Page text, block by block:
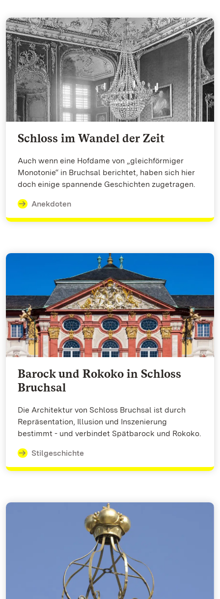
Schloss im Wandel der Zeit
Auch wenn eine Hofdame von „gleichförmiger
Monotonie“ in Bruchsal berichtet, haben sich hier
doch einige spannende Geschichten zugetragen.
Anekdoten
Barock und Rokoko in Schloss
Bruchsal
Die Architektur von Schloss Bruchsal ist durch
Repräsentation, Illusion und Inszenierung
bestimmt - und verbindet Spätbarock und Rokoko.
Stilgeschichte